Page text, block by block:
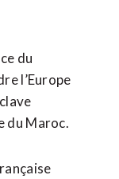
du
l’Europe
du Maroc.